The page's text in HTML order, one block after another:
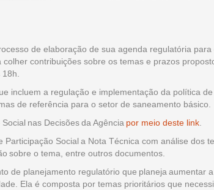
de elaboração de sua agenda regulatória para
colher contribuições sobre os temas e prazos
18h.
incluem a regulação e implementação da política de
de referência para o setor de saneamento básico.
nas Decisões da Agência por meio deste link.
Social a Nota Técnica com análise dos
sobre o tema, entre outros documentos.
de planejamento regulatório que planeja aumentar a
Ela é composta por temas prioritários que